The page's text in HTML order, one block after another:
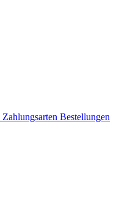
Zahlungsarten Bestellungen